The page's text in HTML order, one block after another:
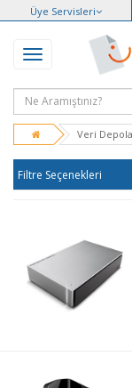
Üye Servisleri
Veri
Filtre Seçenekleri